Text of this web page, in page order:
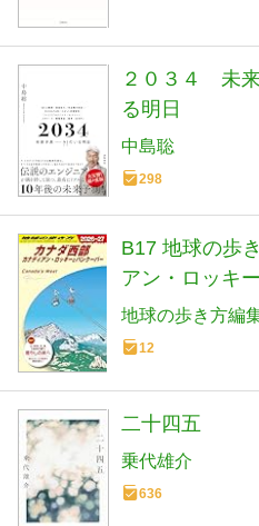
２０３４ 未
る明日
中島聡
298
B17 地球の歩
アン・ロッキ
2026~2027 (地
米・南米)
地球の歩き方編
12
二十四五
乗代雄介
636